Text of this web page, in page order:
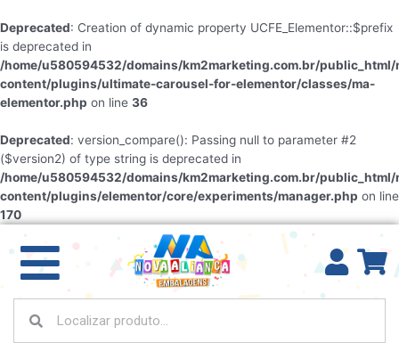
Deprecated: Creation of dynamic property UCFE_Elementor::$prefix
is deprecated in
/home/u580594532/domains/km2marketing.com.br/
content/plugins/ultimate-carousel-for-elementor/classes/ma-
elementor.php on line 36
Deprecated: version_compare(): Passing null to parameter #2
($version2) of type string is deprecated in
/home/u580594532/domains/km2marketing.com.br/
content/plugins/elementor/core/experiments/manager.php on line
170